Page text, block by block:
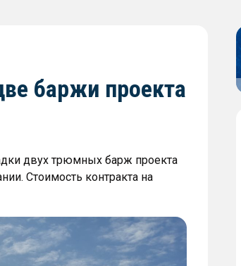
баржи проекта
двух трюмных барж проекта
Стоимость контракта на